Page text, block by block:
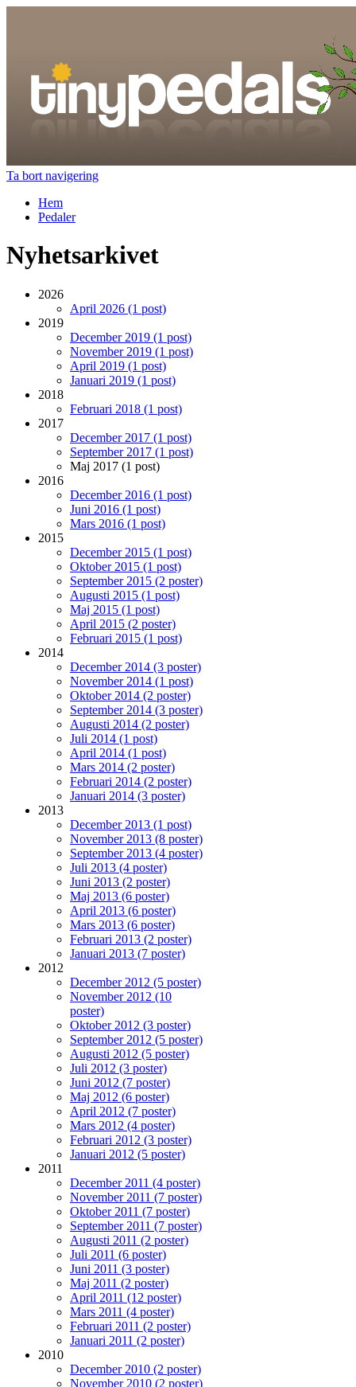
Ta bort navigering
Hem
Pedaler
Nyhetsarkivet
2026
April 2026 (1 post)
2019
December 2019 (1 post)
November 2019 (1 post)
April 2019 (1 post)
Januari 2019 (1 post)
2018
Februari 2018 (1 post)
2017
December 2017 (1 post)
September 2017 (1 post)
Maj 2017 (1 post)
2016
December 2016 (1 post)
Juni 2016 (1 post)
Mars 2016 (1 post)
2015
December 2015 (1 post)
Oktober 2015 (1 post)
September 2015 (2 poster)
Augusti 2015 (1 post)
Maj 2015 (1 post)
April 2015 (2 poster)
Februari 2015 (1 post)
2014
December 2014 (3 poster)
November 2014 (1 post)
Oktober 2014 (2 poster)
September 2014 (3 poster)
Augusti 2014 (2 poster)
Juli 2014 (1 post)
April 2014 (1 post)
Mars 2014 (2 poster)
Februari 2014 (2 poster)
Januari 2014 (3 poster)
2013
December 2013 (1 post)
November 2013 (8 poster)
September 2013 (4 poster)
Juli 2013 (4 poster)
Juni 2013 (2 poster)
Maj 2013 (6 poster)
April 2013 (6 poster)
Mars 2013 (6 poster)
Februari 2013 (2 poster)
Januari 2013 (7 poster)
2012
December 2012 (5 poster)
November 2012 (10
poster)
Oktober 2012 (3 poster)
September 2012 (5 poster)
Augusti 2012 (5 poster)
Juli 2012 (3 poster)
Juni 2012 (7 poster)
Maj 2012 (6 poster)
April 2012 (7 poster)
Mars 2012 (4 poster)
Februari 2012 (3 poster)
Januari 2012 (5 poster)
2011
December 2011 (4 poster)
November 2011 (7 poster)
Oktober 2011 (7 poster)
September 2011 (7 poster)
Augusti 2011 (2 poster)
Juli 2011 (6 poster)
Juni 2011 (3 poster)
Maj 2011 (2 poster)
April 2011 (12 poster)
Mars 2011 (4 poster)
Februari 2011 (2 poster)
Januari 2011 (2 poster)
2010
December 2010 (2 poster)
November 2010 (2 poster)